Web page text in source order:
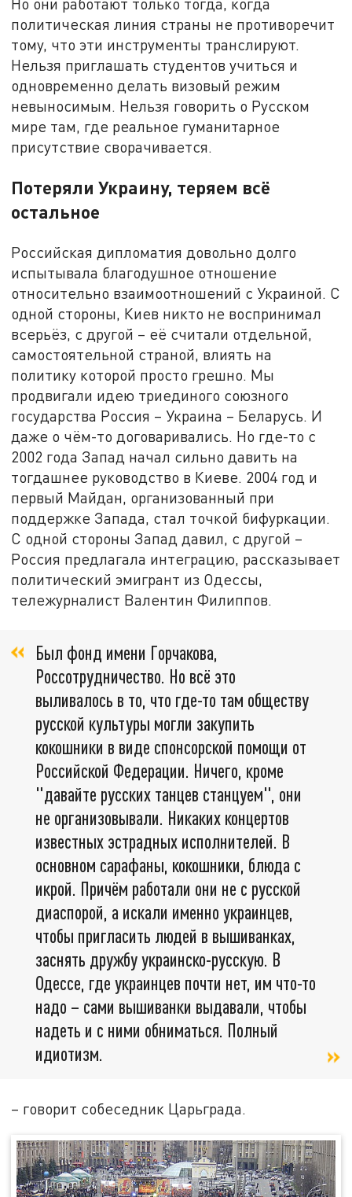
политическая линия страны не противоречит
тому, что эти инструменты транслируют.
Нельзя приглашать студентов учиться и
одновременно делать визовый режим
невыносимым. Нельзя говорить о Русском
мире там, где реальное гуманитарное
присутствие сворачивается.
Потеряли Украину, теряем всё
остальное
Российская дипломатия довольно долго
испытывала благодушное отношение
относительно взаимоотношений с Украиной. С
одной стороны, Киев никто не воспринимал
всерьёз, с другой – её считали отдельной,
самостоятельной страной, влиять на
политику которой просто грешно. Мы
продвигали идею триединого союзного
государства Россия – Украина – Беларусь. И
даже о чём-то договаривались. Но где-то с
2002 года Запад начал сильно давить на
тогдашнее руководство в Киеве. 2004 год и
первый Майдан, организованный при
поддержке Запада, стал точкой бифуркации.
С одной стороны Запад давил, с другой –
Россия предлагала интеграцию, рассказывает
политический эмигрант из Одессы,
тележурналист Валентин Филиппов.
Был фонд имени Горчакова,
Россотрудничество. Но всё это
выливалось в то, что где-то там обществу
русской культуры могли закупить
кокошники в виде спонсорской помощи от
Российской Федерации. Ничего, кроме
"давайте русских танцев станцуем", они
не организовывали. Никаких концертов
известных эстрадных исполнителей. В
основном сарафаны, кокошники, блюда с
икрой. Причём работали они не с русской
диаспорой, а искали именно украинцев,
чтобы пригласить людей в вышиванках,
заснять дружбу украинско-русскую. В
Одессе, где украинцев почти нет, им что-то
надо – сами вышиванки выдавали, чтобы
надеть и с ними обниматься. Полный
идиотизм.
– говорит собеседник Царьграда.